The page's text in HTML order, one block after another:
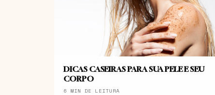
DICAS CASEIRAS PARA SUA PELE E SEU
CORPO
6 MIN DE LEITURA